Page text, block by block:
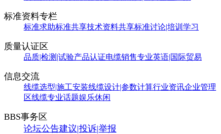
标准资料专栏
标准求助标准共享技术资料共享标准讨论|培训学习
质量认证区
品质|检测|试验产品认证电缆销售专业英语|国际贸易
信息交流
线缆选型|施工安装线缆设计|参数计算行业资讯企业管理
区线缆专业话题娱乐休闲
BBS事务区
论坛公告建议|投诉|举报